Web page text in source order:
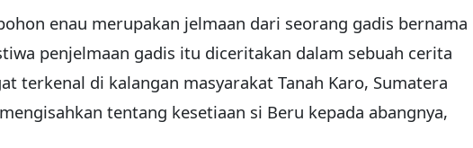
enau merupakan jelmaan dari seorang gadis bernama
penjelmaan gadis itu diceritakan dalam sebuah cerita
terkenal di kalangan masyarakat Tanah Karo, Sumatera
tentang kesetiaan si Beru kepada abangnya,